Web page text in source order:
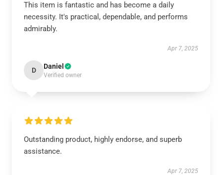
This item is fantastic and has become a daily
necessity. It's practical, dependable, and performs
admirably.
Apr 7, 2025
D Daniel
Verified owner
Outstanding product, highly endorse, and superb
assistance.
Apr 7, 2025